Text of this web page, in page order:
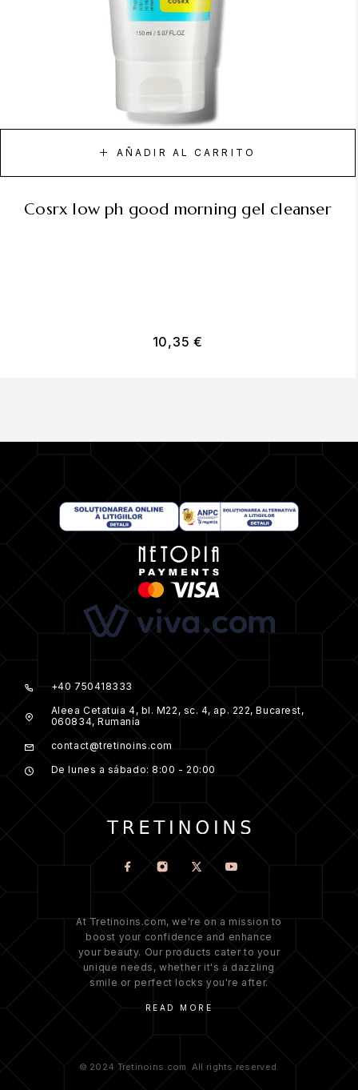
AÑADIR AL CARRITO
cosrx low ph good morning gel cleanser
10,35€
+40 750418333
Aleea Cetatuia 4, bl. M22, sc. 4, ap. 222, Bucarest,
060834, Rumanía
contact@tretinoins.com
De lunes a sábado: 8:00 - 20:00
At Tretinoins.com, we're on a mission to
boost your confidence and enhance
your beauty. Our products cater to your
unique needs, whether it's a dazzling
smile or perfect locks you're after.
READ MORE
© 2024 Tretinoins.com. All rights reserved.